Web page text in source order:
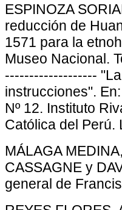
ESPINOZA
reducción de
1571 para la
Museo Nacional.
-------------------
instrucciones".
Nº 12. Instituto
Católica del Perú.
MÁLAGA
CASSAGNE y
general de